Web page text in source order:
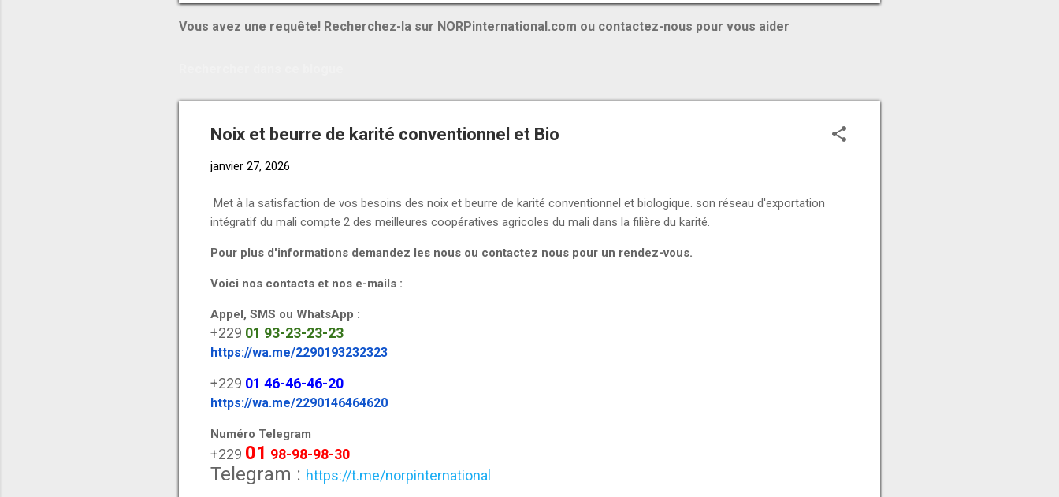
Vous avez une requête! Recherchez-la sur NORPinternational.com ou contactez-nous pour vous aider
Noix et beurre de karité conventionnel et Bio
janvier 27, 2026
Met à la satisfaction de vos besoins des noix et beurre de karité conventionnel et biologique. son réseau d'exportation
intégratif du mali compte 2 des meilleures coopératives agricoles du mali dans la filière du karité.
Pour plus d'informations demandez les nous ou contactez nous pour un rendez-vous.
Voici nos contacts et nos e-mails :
Appel, SMS ou WhatsApp :
+229 01 93-23-23-23
https://wa.me/2290193232323
+229 01 46-46-46-20
https://wa.me/2290146464620
Numéro Telegram
+229 01 98-98-98-30
Telegram : https://t.me/norpinternational